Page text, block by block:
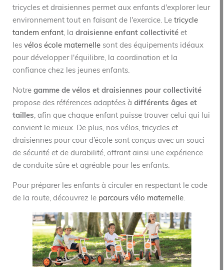
tricycles et draisiennes permet aux enfants d'explorer leur
environnement tout en faisant de l'exercice. Le tricycle
tandem enfant, la draisienne enfant collectivité et
les vélos école maternelle sont des équipements idéaux
pour développer l'équilibre, la coordination et la
confiance chez les jeunes enfants.
Notre gamme de vélos et draisiennes pour collectivité
propose des références adaptées à différents âges et
tailles, afin que chaque enfant puisse trouver celui qui lui
convient le mieux. De plus, nos vélos, tricycles et
draisiennes pour cour d’école sont conçus avec un souci
de sécurité et de durabilité, offrant ainsi une expérience
de conduite sûre et agréable pour les enfants.
Pour préparer les enfants à circuler en respectant le code
de la route, découvrez le parcours vélo maternelle.